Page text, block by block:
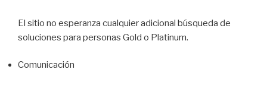
El sitio no esperanza cualquier adicional búsqueda de
soluciones para personas Gold o Platinum.
Comunicación